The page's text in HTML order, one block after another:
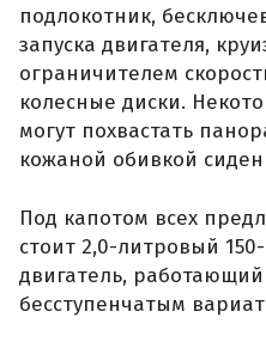
подлокотник,
запуска двигателя,
ограничителем
колесные диски.
могут похвастать
кожаной обивкой
Под капотом всех
стоит 2,0-литровый
двигатель,
бесступенчатым